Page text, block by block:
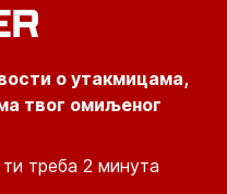
о утакмицама,
твог омиљеног
ти треба 2 минута